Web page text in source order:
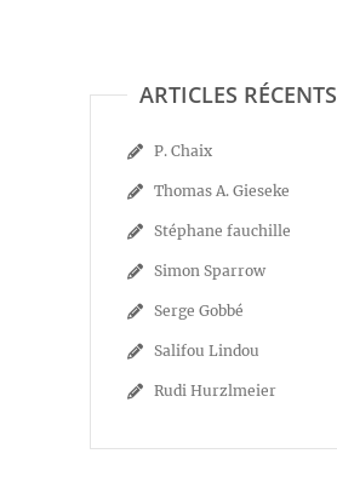
ARTICLES RÉCENTS
P. Chaix
Thomas A. Gieseke
Stéphane fauchille
Simon Sparrow
Serge Gobbé
Salifou Lindou
Rudi Hurzlmeier